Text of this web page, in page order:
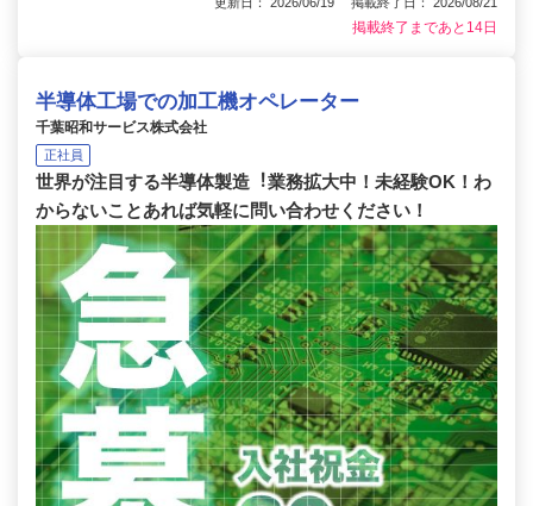
掲載終了まであと14日
半導体工場での加工機オペレーター
千葉昭和サービス株式会社
正社員
世界が注⽬する半導体製造︕業務拡⼤中！未経験OK！わ
からないことあれば気軽に問い合わせください！